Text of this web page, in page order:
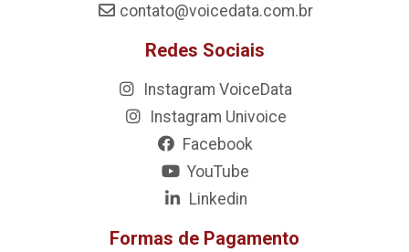
contato@voicedata.com.br
Redes Sociais
Instagram VoiceData
Instagram Univoice
Facebook
YouTube
Linkedin
Formas de Pagamento